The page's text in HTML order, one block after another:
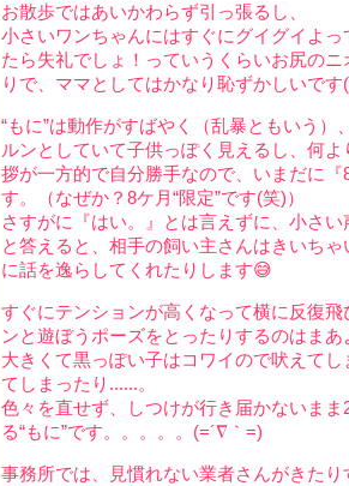
お散歩ではあいかわらず引っ張るし、
小さいワンちゃんにはすぐにグイグイよ
たら失礼でしょ！っていうくらいお尻の
りで、ママとしてはかなり恥ずかしいです
“もに”は動作がすばやく（乱暴ともいう）
ルンとしていて子供っぽく見えるし、何
拶が一方的で自分勝手なので、いまだに
す。（なぜか？8ケ月“限定”です(笑)）
さすがに『はい。』とは言えずに、小さ
と答えると、相手の飼い主さんはきいち
に話を逸らしてくれたりします😅
すぐにテンションが高くなって横に反復
ンと遊ぼうポーズをとったりするのはま
大きくて黒っぽい子はコワイので吠えて
てしまったり......。
色々を直せず、しつけが行き届かないま
る“もに”です。。。。。(=´∇｀=)
事務所では、見慣れない業者さんがきた